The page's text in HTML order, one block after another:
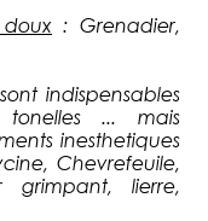
: Grenadier,
indispensables
... mais
inesthetiques
Chevrefeuile,
grimpant, lierre,